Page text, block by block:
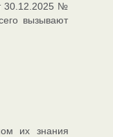
30.12.2025 №
вызывают
их знания